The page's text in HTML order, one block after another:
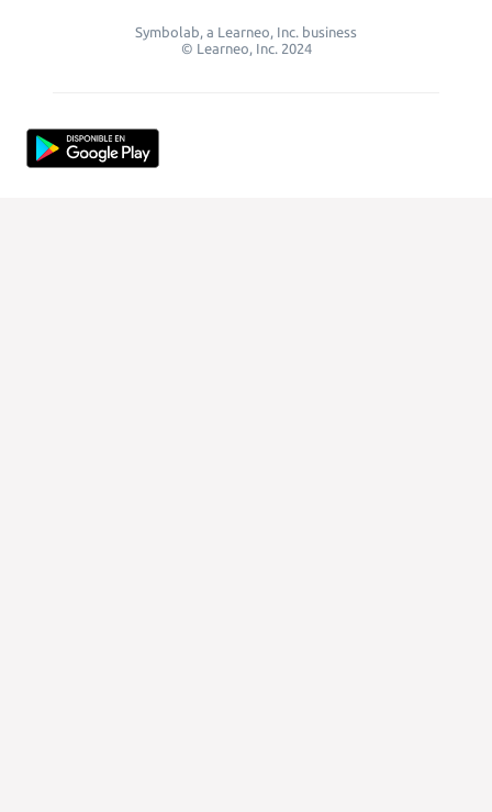
Symbolab, a Learneo, Inc. business
© Learneo, Inc. 2024